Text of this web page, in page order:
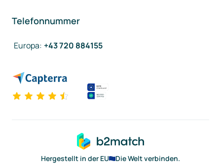
Telefonnummer
Europa: +43 720 884155
Hergestellt in der EU
Die Welt verbinden.